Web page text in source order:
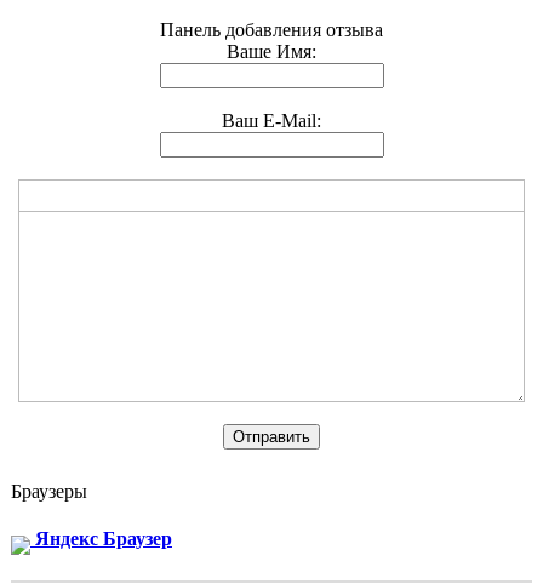
Панель добавления отзыва
Ваше Имя:
Ваш E-Mail:
Браузеры
Яндекс Браузер